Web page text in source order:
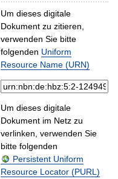
Um dieses digitale
Dokument zu zitieren,
verwenden Sie bitte
folgenden Uniform
Resource Name (URN)
Um dieses digitale
Dokument im Netz zu
verlinken, verwenden Sie
bitte folgenden
Persistent Uniform
Resource Locator (PURL)